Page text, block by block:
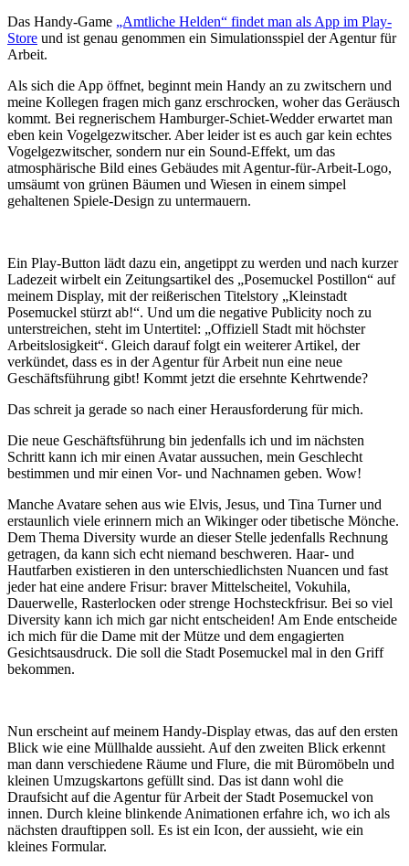
Das Handy-Game „Amtliche Helden“ findet man als App im Play-
Store und ist genau genommen ein Simulationsspiel der Agentur für
Arbeit.
Als sich die App öffnet, beginnt mein Handy an zu zwitschern und
meine Kollegen fragen mich ganz erschrocken, woher das Geräusch
kommt. Bei regnerischem Hamburger-Schiet-Wedder erwartet man
eben kein Vogelgezwitscher. Aber leider ist es auch gar kein echtes
Vogelgezwitscher, sondern nur ein Sound-Effekt, um das
atmosphärische Bild eines Gebäudes mit Agentur-für-Arbeit-Logo,
umsäumt von grünen Bäumen und Wiesen in einem simpel
gehaltenen Spiele-Design zu untermauern.
Ein Play-Button lädt dazu ein, angetippt zu werden und nach kurzer
Ladezeit wirbelt ein Zeitungsartikel des „Posemuckel Postillon“ auf
meinem Display, mit der reißerischen Titelstory „Kleinstadt
Posemuckel stürzt ab!“. Und um die negative Publicity noch zu
unterstreichen, steht im Untertitel: „Offiziell Stadt mit höchster
Arbeitslosigkeit“. Gleich darauf folgt ein weiterer Artikel, der
verkündet, dass es in der Agentur für Arbeit nun eine neue
Geschäftsführung gibt! Kommt jetzt die ersehnte Kehrtwende?
Das schreit ja gerade so nach einer Herausforderung für mich.
Die neue Geschäftsführung bin jedenfalls ich und im nächsten
Schritt kann ich mir einen Avatar aussuchen, mein Geschlecht
bestimmen und mir einen Vor- und Nachnamen geben. Wow!
Manche Avatare sehen aus wie Elvis, Jesus, und Tina Turner und
erstaunlich viele erinnern mich an Wikinger oder tibetische Mönche.
Dem Thema Diversity wurde an dieser Stelle jedenfalls Rechnung
getragen, da kann sich echt niemand beschweren. Haar- und
Hautfarben existieren in den unterschiedlichsten Nuancen und fast
jeder hat eine andere Frisur: braver Mittelscheitel, Vokuhila,
Dauerwelle, Rasterlocken oder strenge Hochsteckfrisur. Bei so viel
Diversity kann ich mich gar nicht entscheiden! Am Ende entscheide
ich mich für die Dame mit der Mütze und dem engagierten
Gesichtsausdruck. Die soll die Stadt Posemuckel mal in den Griff
bekommen.
Nun erscheint auf meinem Handy-Display etwas, das auf den ersten
Blick wie eine Müllhalde aussieht. Auf den zweiten Blick erkennt
man dann verschiedene Räume und Flure, die mit Büromöbeln und
kleinen Umzugskartons gefüllt sind. Das ist dann wohl die
Draufsicht auf die Agentur für Arbeit der Stadt Posemuckel von
innen. Durch kleine blinkende Animationen erfahre ich, wo ich als
nächsten drauftippen soll. Es ist ein Icon, der aussieht, wie ein
kleines Formular.